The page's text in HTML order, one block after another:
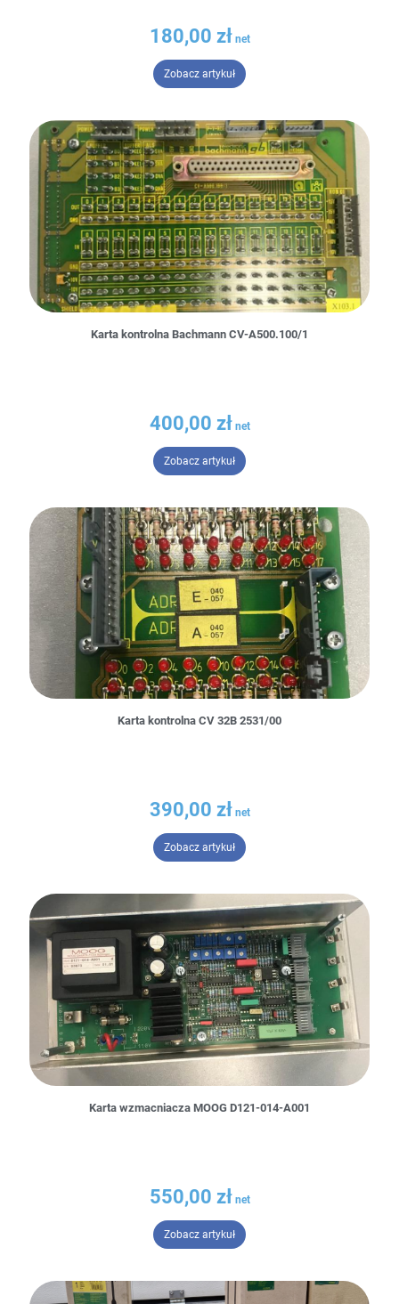
180,00 zł
Zobacz artykuł– Grzałka opaskowa Metal-Chem
Karta kontrolna Bachmann CV-A500.100/1
400,00 zł
Zobacz artykuł– Karta kontrolna Bachmann
Karta kontrolna CV 32B 2531/00
390,00 zł
Zobacz artykuł– Karta kontrolna CV 32B 2531/
Karta wzmacniacza MOOG D121-014-A001
550,00 zł
Zobacz artykuł– Karta wzmacniacza MOOG